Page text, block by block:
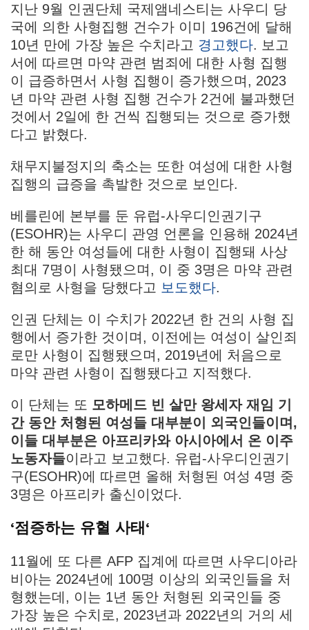
지난 9월 인권단체 국제앰네스티는 사우디 당
국에 의한 사형집행 건수가 이미 196건에 달해
10년 만에 가장 높은 수치라고 경고했다. 보고
서에 따르면 마약 관련 범죄에 대한 사형 집행
이 급증하면서 사형 집행이 증가했으며, 2023
년 마약 관련 사형 집행 건수가 2건에 불과했던
것에서 2일에 한 건씩 집행되는 것으로 증가했
다고 밝혔다.
채무지불정지의 축소는 또한 여성에 대한 사형
집행의 급증을 촉발한 것으로 보인다.
베를린에 본부를 둔 유럽-사우디인권기구
(ESOHR)는 사우디 관영 언론을 인용해 2024년
한 해 동안 여성들에 대한 사형이 집행돼 사상
최대 7명이 사형됐으며, 이 중 3명은 마약 관련
혐의로 사형을 당했다고 보도했다.
인권 단체는 이 수치가 2022년 한 건의 사형 집
행에서 증가한 것이며, 이전에는 여성이 살인죄
로만 사형이 집행됐으며, 2019년에 처음으로
마약 관련 사형이 집행됐다고 지적했다.
이 단체는 또 모하메드 빈 살만 왕세자 재임 기
간 동안 처형된 여성들 대부분이 외국인들이며,
이들 대부분은 아프리카와 아시아에서 온 이주
노동자들이라고 보고했다. 유럽-사우디인권기
구(ESOHR)에 따르면 올해 처형된 여성 4명 중
3명은 아프리카 출신이었다.
‘점증하는 유혈 사태 ‘
11월에 또 다른 AFP 집계에 따르면 사우디아라
비아는 2024년에 100명 이상의 외국인들을 처
형했는데, 이는 1년 동안 처형된 외국인들 중
가장 높은 수치로, 2023년과 2022년의 거의 세